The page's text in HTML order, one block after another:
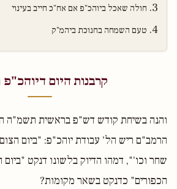
חולה שאכל ביוהכ"פ אם אח"כ חייב בעינוי
טעם השמחה בחנוכת ביהמ"ק
קרבנות היום דיוהכ"פ
והנה בשיחת קודש דש"פ בראשית תשמ"ה
הרמב"ם ריש הל' עבודת יוהכ"פ: "ביום
שחר וכו'", דמהו הדיוק בלשונו דנקט "ביום
הכפורים" כדנקט בשאר מקומות?